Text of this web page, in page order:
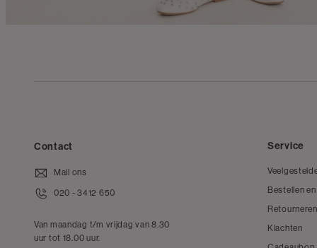
Contact
Mail ons
020 - 3412 650
Van maandag t/m vrijdag van 8.30
uur tot 18.00 uur.
Service
Bestellen
Klachten